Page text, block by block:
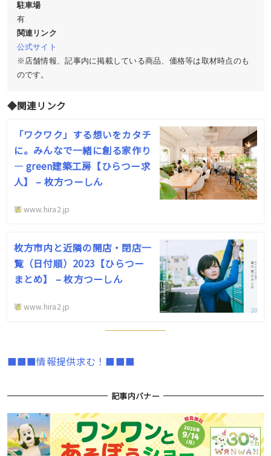
駐車場
有
関連リンク
公式サイト
※店舗情報、記事内に掲載している商品、価格等は取材時点のも
のです。
◆関連リンク
「ワクワク」する想いをカタチ
に。みんなで一緒に創る家作り
― green建築工房【ひらつー求
人】 – 枚方つーしん
www.hira2.jp
枚方市内と近隣の開店・閉店一
覧（日付順）2023【ひらつー
まとめ】 – 枚方つーしん
www.hira2.jp
■■■情報提供求む！■■■
記事内バナー